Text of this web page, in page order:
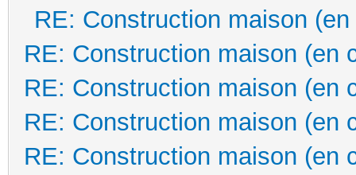
RE: Construction maison
RE: Construction maison (en
RE: Construction maison (en
RE: Construction maison (en
RE: Construction maison (en